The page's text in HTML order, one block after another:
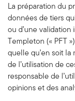
La préparation du
données de tiers
ou d’une
Templeton (« PFT
quelle qu’en soit
de l’utilisation de
responsable de
opinions et des